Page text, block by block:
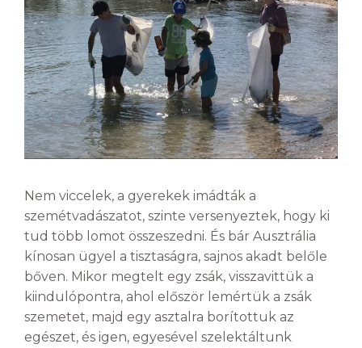
Nem viccelek, a gyerekek imádták a
szemétvadászatot, szinte versenyeztek, hogy ki
tud több lomot összeszedni. És bár Ausztrália
kínosan ügyel a tisztaságra, sajnos akadt belőle
bőven. Mikor megtelt egy zsák, visszavittük a
kiindulópontra, ahol először lemértük a zsák
szemetet, majd egy asztalra borítottuk az
egészet, és igen, egyesével szelektáltunk